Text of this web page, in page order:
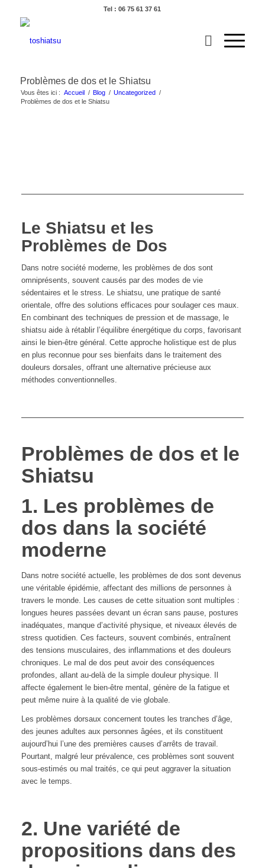
Tel : 06 75 61 37 61
Problèmes de dos et le Shiatsu
Vous êtes ici : Accueil / Blog / Uncategorized /
Problèmes de dos et le Shiatsu
Le Shiatsu et les
Problèmes de Dos
Dans notre société moderne, les problèmes de dos sont
omniprésents, souvent causés par des modes de vie
sédentaires et le stress. Le shiatsu, une pratique de santé
orientale, offre des solutions efficaces pour soulager ces maux.
En combinant des techniques de pression et de massage, le
shiatsu aide à rétablir l’équilibre énergétique du corps, favorisant
ainsi le bien-être général. Cette approche holistique est de plus
en plus reconnue pour ses bienfaits dans le traitement des
douleurs dorsales, offrant une alternative précieuse aux
méthodes conventionnelles.
Problèmes de dos et le
Shiatsu
1. Les problèmes de
dos dans la société
moderne
Dans notre société actuelle, les problèmes de dos sont devenus
une véritable épidémie, affectant des millions de personnes à
travers le monde. Les causes de cette situation sont multiples :
longues heures passées devant un écran sans pause, postures
inadéquates, manque d’activité physique, et niveaux élevés de
stress quotidien. Ces facteurs, souvent combinés, entraînent
des tensions musculaires, des inflammations et des douleurs
chroniques. Le mal de dos peut avoir des conséquences
profondes, allant au-delà de la simple douleur physique. Il
affecte également le bien-être mental, génère de la fatigue et
peut même nuire à la qualité de vie globale.
Les problèmes dorsaux concernent toutes les tranches d’âge,
des jeunes adultes aux personnes âgées, et ils constituent
aujourd’hui l’une des premières causes d’arrêts de travail.
Pourtant, malgré leur prévalence, ces problèmes sont souvent
sous-estimés ou mal traités, ce qui peut aggraver la situation
avec le temps.
2. Une variété de
propositions dans des